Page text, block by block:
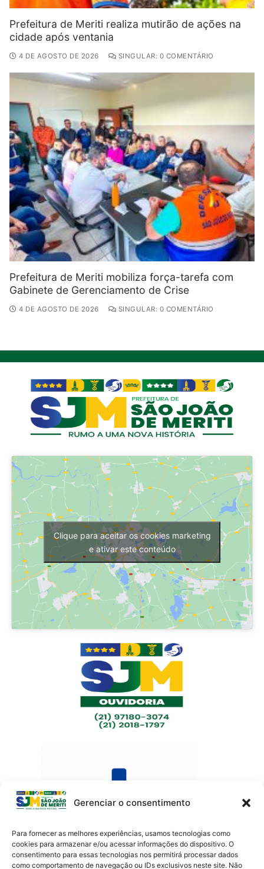
Gerenciar o consentimento
Para fornecer as melhores experiências, usamos tecnologias como
cookies para armazenar e/ou acessar informações do dispositivo. O
consentimento para essas tecnologias nos permitirá processar dados
como comportamento de navegação ou IDs exclusivos neste site. Não
Prefeitura de Meriti realiza mutirão de ações na
cidade após ventania
4 DE AGOSTO DE 2026 SINGULAR: 0 COMENTÁRIO
Prefeitura de Meriti mobiliza força-tarefa com
Gabinete de Gerenciamento de Crise
4 DE AGOSTO DE 2026 SINGULAR: 0 COMENTÁRIO
Clique para aceitar os cookies marketing
e ativar este conteúdo